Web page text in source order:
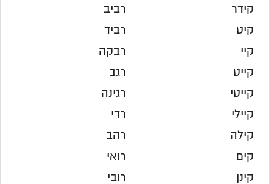
קידר
קיט
קיי
קייט
קייטי
קיילי
קילה
קים
קינן
רביב
רביד
רבקה
רגב
רגינה
רדי
רהב
רואי
רובי